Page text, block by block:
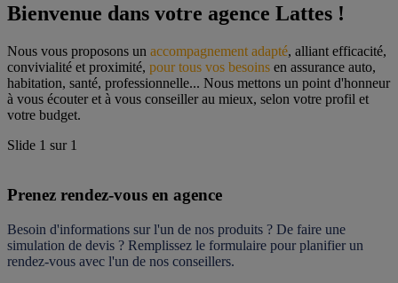
Bienvenue dans votre agence Lattes !
Nous vous proposons un accompagnement adapté, alliant efficacité,
convivialité et proximité, pour tous vos besoins en assurance auto,
habitation, santé, professionnelle... Nous mettons un point d'honneur
à vous écouter et à vous conseiller au mieux, selon votre profil et
votre budget.
Slide 1 sur 1
Prenez rendez-vous en agence
Besoin d'informations sur l'un de nos produits ? De faire une
simulation de devis ? Remplissez le formulaire pour planifier un
rendez-vous avec l'un de nos conseillers.